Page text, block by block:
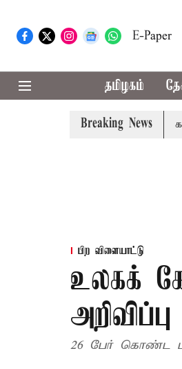
E-Paper
தமிழகம்
Breaking News
எதிர்க்கட்சிகள்
பிற விளையாட்டு
உலகக்
அறிவிப்பு
26 பேர் கொண்ட